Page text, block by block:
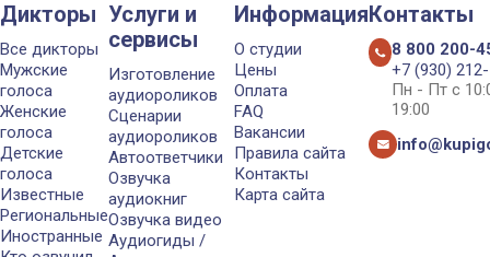
Дикторы
Все дикторы
Мужские
голоса
Женские
голоса
Детские
голоса
Известные
Региональные
Иностранные
Услуги и
сервисы
Изготовление
аудиороликов
Сценарии
аудиороликов
Автоответчики
Озвучка
аудиокниг
Озвучка видео
Аудиогиды /
Информация
О студии
Цены
Оплата
FAQ
Вакансии
Правила сайта
Контакты
Карта сайта
Контакты
8 800 200-
+7 (930)
Пн - Пт с
19:00